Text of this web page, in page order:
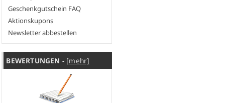
Geschenkgutschein FAQ
Aktionskupons
Newsletter abbestellen
BEWERTUNGEN - [mehr]